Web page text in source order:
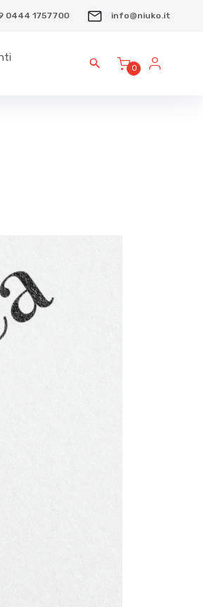
0444 1757700 info@niuko.it
0